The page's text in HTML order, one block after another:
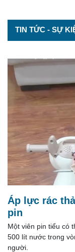
TIN TỨC - SỰ
Áp lực rác
pin
Một viên pin tiểu có
500 lít nước trong
người.